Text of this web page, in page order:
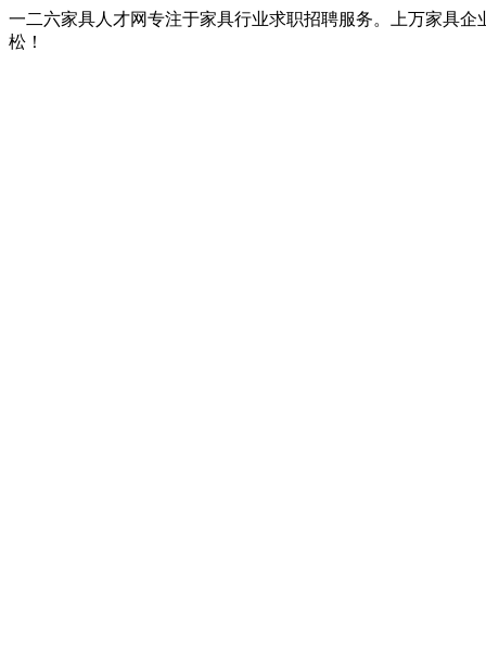
一二六家具人才网专注于家具行业求职招聘服务。上万家具
松！